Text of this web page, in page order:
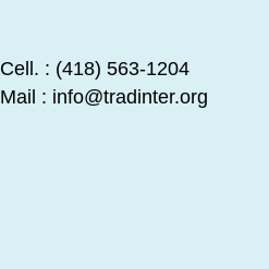
Cell. : (418) 563-1204
Mail : info@tradinter.org